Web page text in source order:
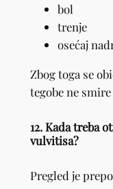
bol
trenje
osećaj
Zbog toga se
tegobe ne
12. Kada treba
vulvitisa?
Pregled je